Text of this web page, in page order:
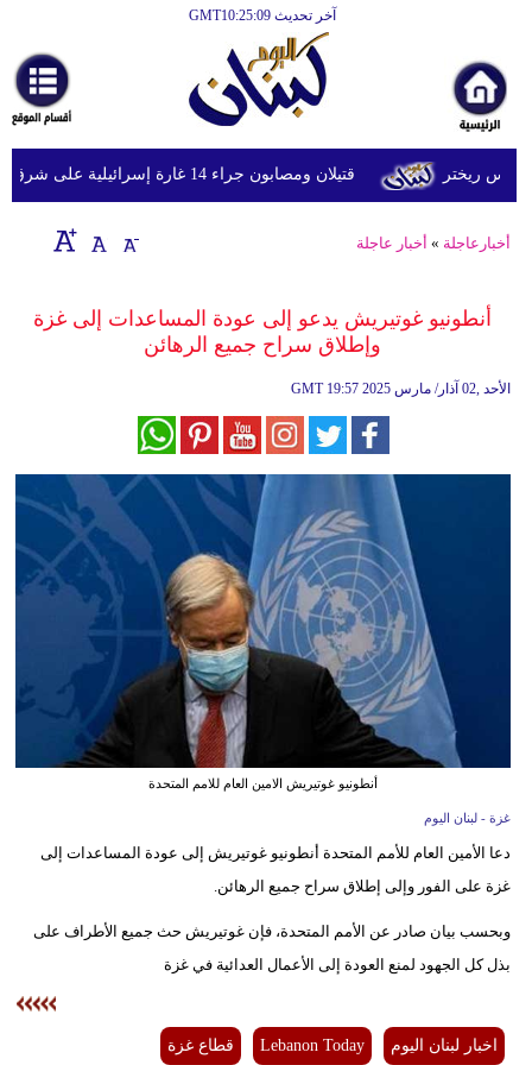
آخر تحديث GMT10:25:09
أخبارعاجلة
رياضة
ثقافة
إقتصاد
وموسيقى
سياحة
وسفر
ديكور
إعلام
أزياء
علوم
قتيلان ومصابون جراء 14 غارة إسرائيلية على شرق وجنوب لبنان
أخبارعاجلة » أخبار عاجلة
أنطونيو غوتيريش يدعو إلى عودة المساعدات إلى غزة
وإطلاق سراح جميع الرهائن
GMT 19:57 2025 الأحد ,02 آذار/ مارس
أنطونيو غوتيريش الامين العام للامم المتحدة
غزة - لبنان اليوم
دعا الأمين العام للأمم المتحدة أنطونيو غوتيريش إلى عودة المساعدات إلى
غزة على الفور وإلى إطلاق سراح جميع الرهائن.
وبحسب بيان صادر عن الأمم المتحدة، فإن غوتيريش حث جميع الأطراف على
بذل كل الجهود لمنع العودة إلى الأعمال العدائية في غزة
اخبار لبنان اليوم Lebanon Today قطاع غزة